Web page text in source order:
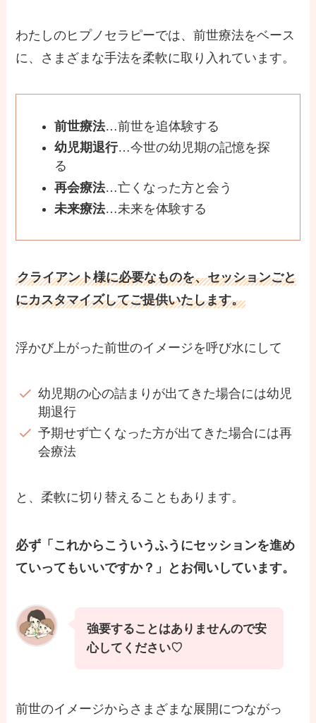
わたしのヒプノセラピーでは、前世療法をベース
に、さまざまな手法を柔軟に取り入れています。
前世療法…前世を追体験する
幼児期退行…今世の幼児期の記憶を探
る
再会療法…亡くなった方と会う
未来療法…未来を体験する
クライアント様に必要なものを、セッションごと
にカスタマイズしてご提供いたします。
浮かび上がった前世のイメージを呼び水にして
幼児期の心の詰まりが出てきた場合には幼児
期退行
予期せず亡くなった方が出てきた場合には再
会療法
と、柔軟に切り替えることもあります。
必ず「これからこういうふうにセッションを進め
ていってもいいですか？」とお伺いしています。
強要することはありませんので安
心してください♡
前世のイメージからさまざまな展開につながっ